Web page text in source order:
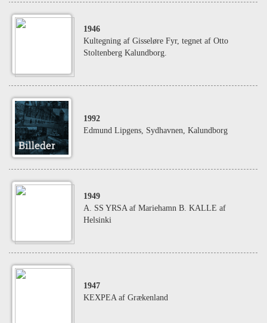
1946
Kultegning af Gisseløre Fyr, tegnet af Otto
Stoltenberg Kalundborg.
1992
Edmund Lipgens, Sydhavnen, Kalundborg
1949
A. SS YRSA af Mariehamn B. KALLE af
Helsinki
1947
KEXPEA af Grækenland